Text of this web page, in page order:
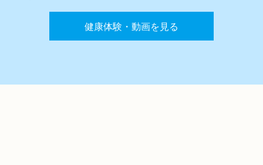
健康体験・動画を見る